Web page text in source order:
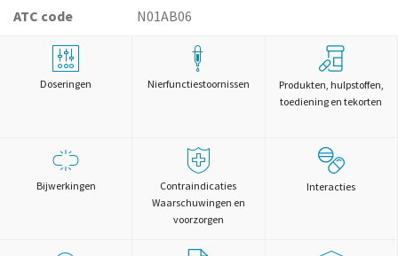
ATC code
N01AB06
Doseringen Nierfunctiestoornissen
Produkten, hulpstoffen,
toediening en tekorten
Bijwerkingen
Contraindicaties
Waarschuwingen en
voorzorgen
Interacties